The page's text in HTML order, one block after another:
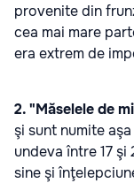
provenite din
cea mai mare
era extrem de
2. "Măselele de
şi sunt numite
undeva între 17
sine şi